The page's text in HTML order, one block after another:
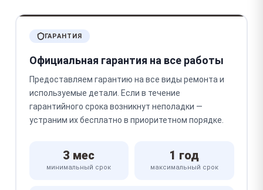
ГАРАНТИЯ
Официальная гарантия на все работы
Предоставляем гарантию на все виды ремонта и
используемые детали. Если в течение
гарантийного срока возникнут неполадки —
устраним их бесплатно в приоритетном порядке.
3 мес
минимальный срок
1 год
максимальный срок